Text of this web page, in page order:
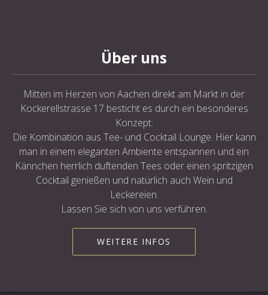
Über uns
Mitten im Herzen von Aachen direkt am Markt in der
Kockerellstrasse 17 besticht es durch ein besonderes
Konzept:
Die Kombination aus Tee- und Cocktail Lounge. Hier kann
man in einem eleganten Ambiente entspannen und ein
Kännchen herrlich duftenden Tees oder einen spritzigen
Cocktail genießen und natürlich auch Wein und
Leckereien.
Lassen Sie sich von uns verführen.
WEITERE INFOS